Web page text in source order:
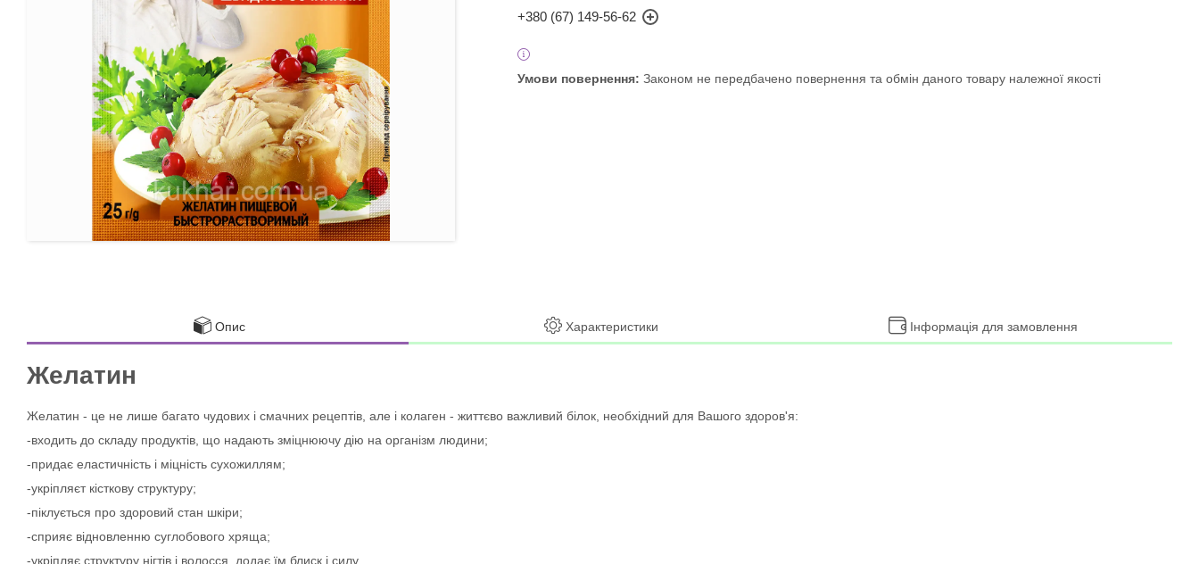
+380 (67) 149-56-62
Законом не передбачено повернення та обмін даного товару належної якості
Опис Характеристики Інформація для замовлення
Желатин
Желатин - це не лише багато чудових і смачних рецептів, але і колаген - життєво важливий білок, необхідний для Вашого здоров'я:
-входить до складу продуктів, що надають зміцнюючу дію на організм людини;
-придає еластичність і міцність сухожиллям;
-укріпляєт кісткову структуру;
-піклується про здоровий стан шкіри;
-сприяє відновленню суглобового хряща;
-укріпляє структуру нігтів і волосся, додає їм блиск і силу.